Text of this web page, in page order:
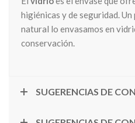
higiénicas y de seguridad.
natural lo envasamos en
conservación.
SUGERENCIAS DE